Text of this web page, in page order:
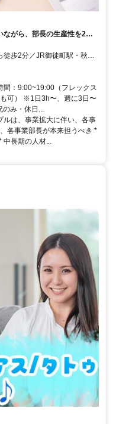
がら、部長の生産性を2〜3
間：9:00~19:00（フレックス
可） ※1日3h〜、週に3日〜
のみ・休日...
は、事業拡大に伴い、各事
各事業部長が本来担うべき *
中長期の人材...